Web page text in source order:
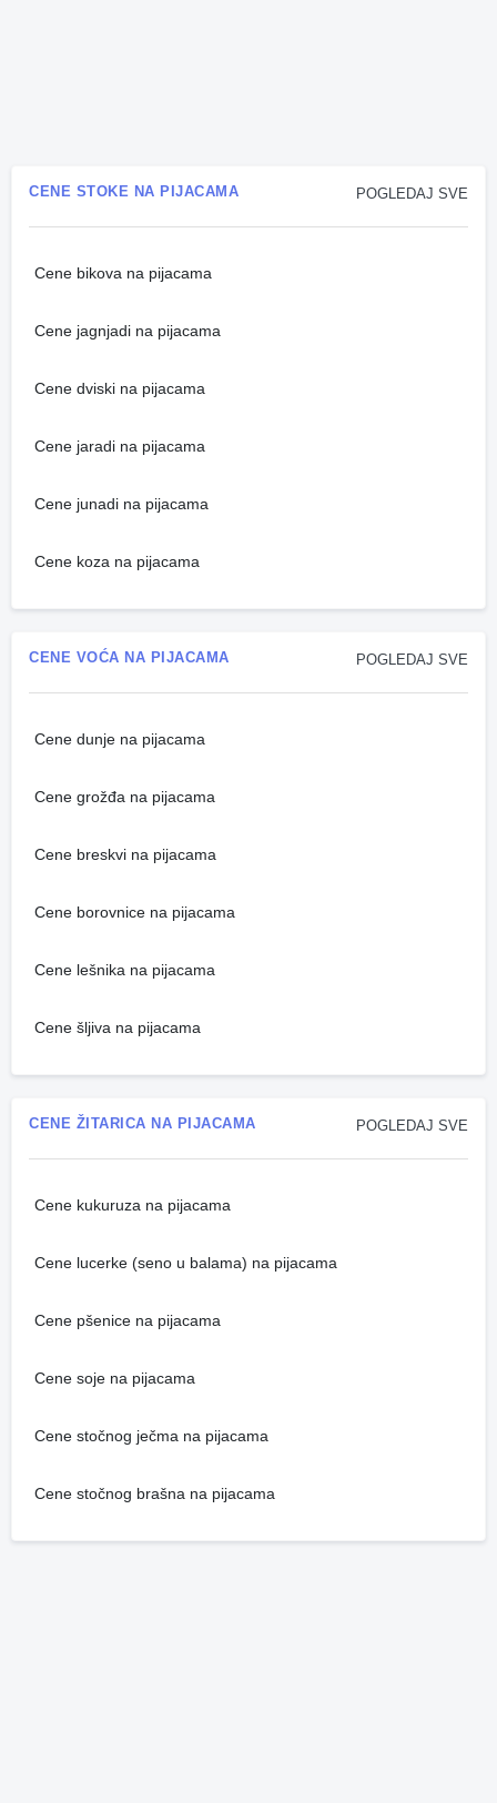
POGLEDAJ SVE
CENE STOKE NA PIJACAMA
Cene bikova na pijacama
Cene jagnjadi na pijacama
Cene dviski na pijacama
Cene jaradi na pijacama
Cene junadi na pijacama
Cene koza na pijacama
POGLEDAJ SVE
CENE VOĆA NA PIJACAMA
Cene dunje na pijacama
Cene grožđa na pijacama
Cene breskvi na pijacama
Cene borovnice na pijacama
Cene lešnika na pijacama
Cene šljiva na pijacama
POGLEDAJ SVE
CENE ŽITARICA NA PIJACAMA
Cene kukuruza na pijacama
Cene lucerke (seno u balama) na pijacama
Cene pšenice na pijacama
Cene soje na pijacama
Cene stočnog ječma na pijacama
Cene stočnog brašna na pijacama